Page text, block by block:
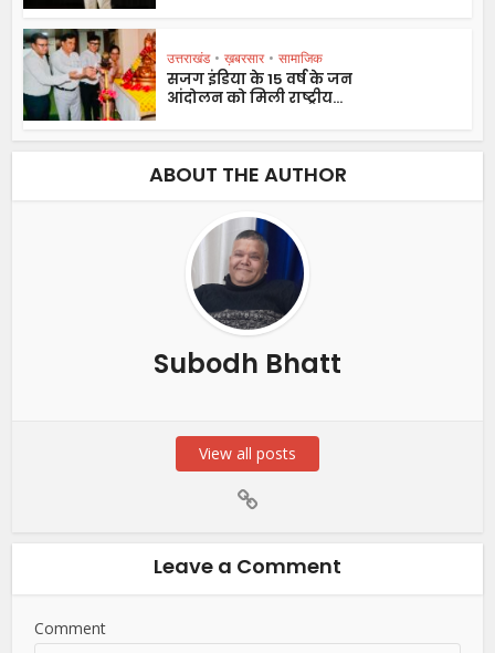
उत्तराखंड • ख़बरसार • सामाजिक
सजग इंडिया के 15 वर्ष के जन
आंदोलन को मिली राष्ट्रीय...
ABOUT THE AUTHOR
Subodh Bhatt
View all posts
Leave a Comment
Comment